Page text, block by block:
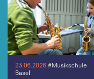
23.06.2026 #Musikschule
Basel